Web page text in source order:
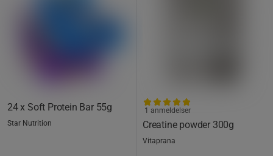
24 x Soft Protein Bar 55g
Star Nutrition Creatine powder 300g
1 anmeldelser
Vitaprana